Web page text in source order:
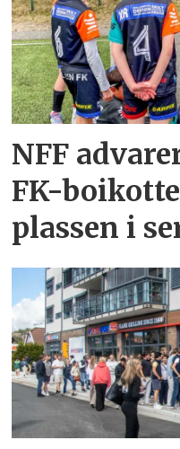
NFF
FK-
plassen i